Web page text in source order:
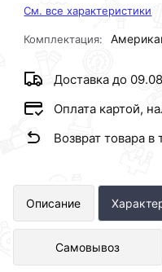
См. все характеристики
Комплектация:
Доставка до 09.08
Оплата картой,
Возврат товара
Описание
Самовывоз
Американка
1/4г ViEiR
интернет-